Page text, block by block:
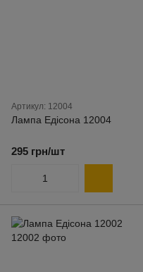
Артикул: 12004
Лампа Едісона 12004
295 грн/шт